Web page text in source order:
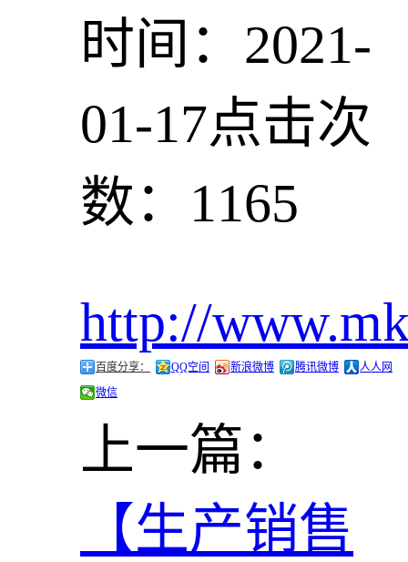
时间：2021-
01-17点击次
数：1165
http://
百度分享： QQ空间 新浪微博 腾讯微博
人人网
微信
上一篇：
【生产销售